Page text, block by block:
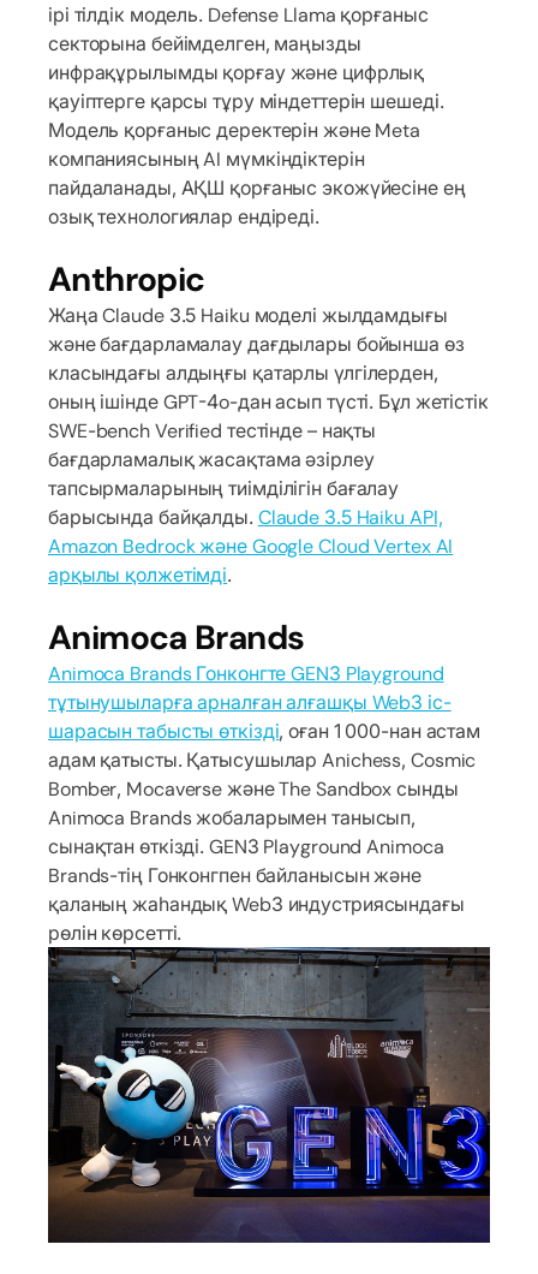
ірі тілдік модель. Defense Llama қорғаныс
секторына бейімделген, маңызды
инфрақұрылымды қорғау және цифрлық
қауіптерге қарсы тұру міндеттерін шешеді.
Модель қорғаныс деректерін және Meta
компаниясының AI мүмкіндіктерін
пайдаланады, АҚШ қорғаныс экожүйесіне ең
озық технологиялар ендіреді.
Anthropic
Жаңа Claude 3.5 Haiku моделі жылдамдығы
және бағдарламалау дағдылары бойынша өз
класындағы алдыңғы қатарлы үлгілерден,
оның ішінде GPT-4o-дан асып түсті. Бұл жетістік
SWE-bench Verified тестінде – нақты
бағдарламалық жасақтама әзірлеу
тапсырмаларының тиімділігін бағалау
барысында байқалды. Claude 3.5 Haiku API,
Amazon Bedrock және Google Cloud Vertex AI
арқылы қолжетімді.
Animoca Brands
Animoca Brands Гонконгте GEN3 Playground
тұтынушыларға арналған алғашқы Web3 іс-
шарасын табысты өткізді, оған 1 000-нан астам
адам қатысты. Қатысушылар Anichess, Cosmic
Bomber, Mocaverse және The Sandbox сынды
Animoca Brands жобаларымен танысып,
сынақтан өткізді. GEN3 Playground Animoca
Brands-тің Гонконгпен байланысын және
қаланың жаһандық Web3 индустриясындағы
рөлін көрсетті.